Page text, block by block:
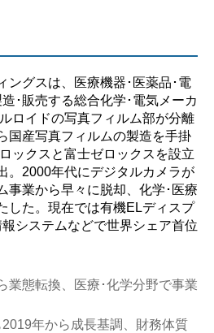
ングスは、医療機器･医薬品･電
･販売する総合化学･電気メーカ
ロイドの写真フィルム部が分離
国産写真フィルムの製造を手掛
ックスと富士ゼロックスを設立
。2000年代にデジタルカメラが
事業から早々に脱却、化学･医療
した。現在では有機ELディスプ
システムなどで世界シェア首位
業態転換、医療･化学分野で事業
年から成長基調、財務体質